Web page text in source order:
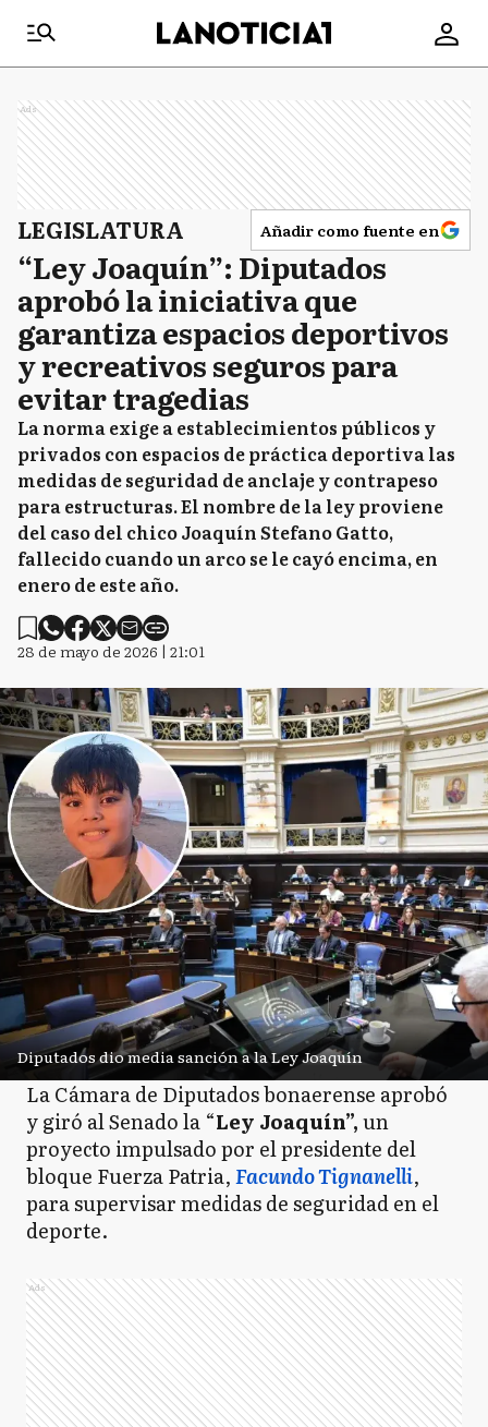
Ads
LEGISLATURA Añadir como fuente en
“Ley Joaquín”: Diputados
aprobó la iniciativa que
garantiza espacios deportivos
y recreativos seguros para
evitar tragedias
La norma exige a establecimientos públicos y
privados con espacios de práctica deportiva las
medidas de seguridad de anclaje y contrapeso
para estructuras. El nombre de la ley proviene
del caso del chico Joaquín Stefano Gatto,
fallecido cuando un arco se le cayó encima, en
enero de este año.
28 de mayo de 2026 | 21:01
Diputados dio media sanción a la Ley Joaquín
La Cámara de Diputados bonaerense aprobó
y giró al Senado la “Ley Joaquín”,un
proyecto impulsado por el presidente del
bloque Fuerza Patria,Facundo Tignanelli,
para supervisar medidas de seguridad en el
deporte.
Ads